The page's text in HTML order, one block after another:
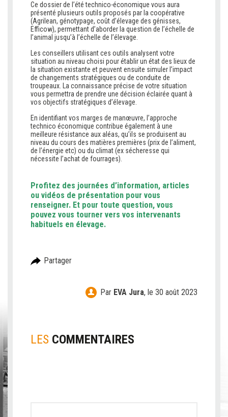
Ce dossier de l’été technico-économique vous aura
présenté plusieurs outils proposés par la coopérative
(Agrilean, génotypage, coût d’élevage des génisses,
Efficow), permettant d’aborder la question de l’échelle de
l’animal jusqu’à l’échelle de l’élevage.
Les conseillers utilisant ces outils analysent votre
situation au niveau choisi pour établir un état des lieux de
la situation existante et peuvent ensuite simuler l’impact
de changements stratégiques ou de conduite de
troupeaux. La connaissance précise de votre situation
vous permettra de prendre une décision éclairée quant à
vos objectifs stratégiques d’élevage.
En identifiant vos marges de manœuvre, l’approche
technico économique contribue également à une
meilleure résistance aux aléas, qu’ils se produisent au
niveau du cours des matières premières (prix de l’aliment,
de l’énergie etc) ou du climat (ex sécheresse qui
nécessite l’achat de fourrages).
Profitez des journées d’information, articles
ou vidéos de présentation pour vous
renseigner. Et pour toute question, vous
pouvez vous tourner vers vos intervenants
habituels en élevage.
Partager
Par EVA Jura, le 30 août 2023
LES COMMENTAIRES